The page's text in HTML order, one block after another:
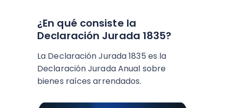
¿En qué consiste la
Declaración Jurada 1835?
La Declaración Jurada 1835 es la
Declaración Jurada Anual sobre
bienes raíces arrendados.